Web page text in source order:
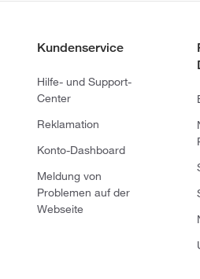
Kundenservice
Hilfe- und Support-
Center
Reklamation
Konto-Dashboard
Meldung von
Problemen auf der
Webseite